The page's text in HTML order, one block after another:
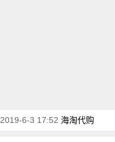
2019-6-3 17:52 海淘代购